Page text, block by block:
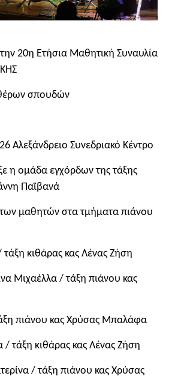
20η Ετήσια Μαθητική Συναυλία
σπουδών
Αλεξάνδρειο Συνεδριακό Κέντρο
η ομάδα εγχόρδων της τάξης
Παϊβανά
μαθητών στα τμήματα πιάνου
κιθάρας κας Λένας Ζήση
Μιχαέλλα / τάξη πιάνου κας
πιάνου κας Χρύσας Μπαλάφα
/ τάξη κιθάρας κας Λένας Ζήση
/ τάξη πιάνου κας Χρύσας